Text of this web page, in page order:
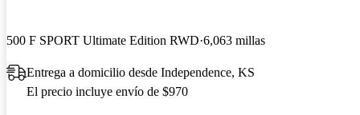
500 F SPORT Ultimate Edition RWD 6,063 millas
Entrega a domicilio desde Independence, KS
El precio incluye envío de $970